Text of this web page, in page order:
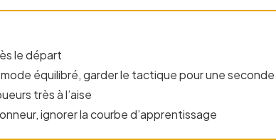
le départ
équilibré, garder le tactique pour une seconde
très à l’aise
ignorer la courbe d’apprentissage